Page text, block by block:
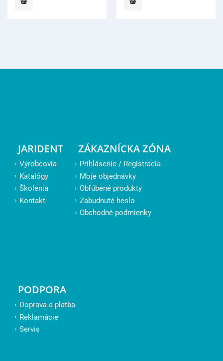
JARIDENT
Výrobcovia
Katalógy
Školenia
Kontakt
ZÁKAZNÍCKA ZÓNA
Prihlásenie / Registrácia
Moje objednávky
Obľúbené produkty
Zabudnuté heslo
Obchodné podmienky
PODPORA
Doprava a platba
Reklamácie
Servis